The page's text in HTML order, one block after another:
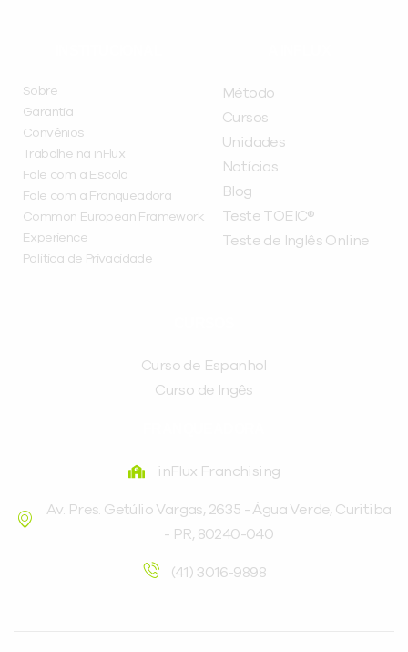
Sobre
Garantia
Convênios
Trabalhe na inFlux
Fale com a Escola
Fale com a Franqueadora
Common European Framework
Experience
Política de Privacidade
Método
Cursos
Unidades
Notícias
Blog
Teste TOEIC®
Teste de Inglês Online
Curso de Espanhol
Curso de Ingês
inFlux Franchising
Av. Pres. Getúlio Vargas, 2635 - Água Verde, Curitiba
- PR, 80240-040
(41) 3016-9898